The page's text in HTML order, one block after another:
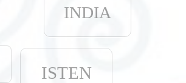
INDIA
ISTEN